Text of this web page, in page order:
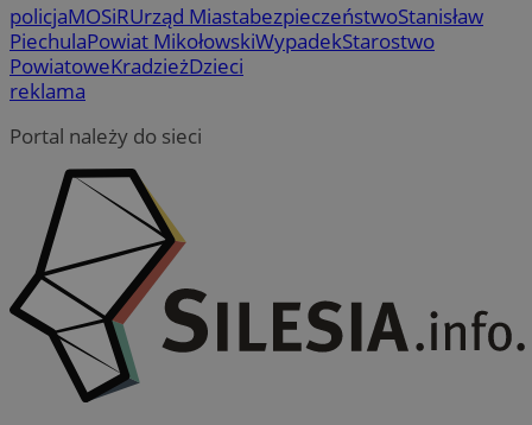
policjaMOSiRUrząd MiastabezpieczeństwoStanisław
PiechulaPowiat MikołowskiWypadekStarostwo
PowiatoweKradzieżDzieci
reklama
Portal należy do sieci